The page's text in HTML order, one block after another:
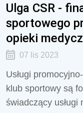
Ulga CSR -
sportowego
opieki
07 lis 2023
Usługi
klub sportowy są
świadczący usługi